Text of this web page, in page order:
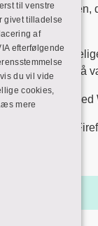
er
opgaven må
du logge ind
Edge eller
til venstre
givet tilladelse
af
efterfølgende
du vil vide
cookies,
mere